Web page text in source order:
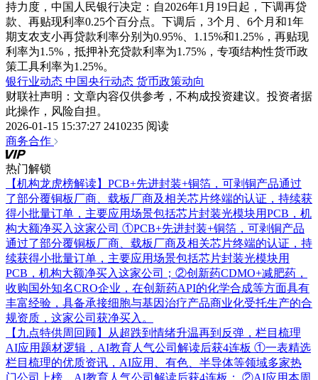
持力度，中国人民银行决定：自2026年1月19日起，下调再贷
款、再贴现利率0.25个百分点。下调后，3个月、6个月和1年
期支农支小再贷款利率分别为0.95%、1.15%和1.25%，再贴现
利率为1.5%，抵押补充贷款利率为1.75%，专项结构性货币政
策工具利率为1.25%。
银行业动态 中国央行动态 货币政策动向
财联社声明：文章内容仅供参考，不构成投资建议。投资者据
此操作，风险自担。
2026-01-15 15:37:27 2410235 阅读
商务合作
热门解锁
【机构龙虎榜解读】PCB+先进封装+铜箔，可剥铜产品通过
了部分覆铜板厂商、载板厂商及相关芯片终端的认证，持续获
得小批量订单，主要应用场景包括芯片封装光模块用PCB，机
构大额净买入这家公司 ①PCB+先进封装+铜箔，可剥铜产品
通过了部分覆铜板厂商、载板厂商及相关芯片终端的认证，持
续获得小批量订单，主要应用场景包括芯片封装光模块用
PCB，机构大额净买入这家公司；②创新药CDMO+减肥药，
收购国外知名CRO企业，在创新药API的化学合成等方面具有
丰富经验，具备承接细胞与基因治疗产品商业化受托生产的合
规资质，这家公司获净买入。
【九点特供周回顾】从超跌到情绪升温再到反弹，栏目梳理
AI应用题材逻辑，AI教育人气公司解读后获4连板 ①一表精选
栏目梳理的优质资讯，AI应用、有色、半导体等领域多家热
门公司上榜，AI教育人气公司解读后获4连板； ②AI应用本周